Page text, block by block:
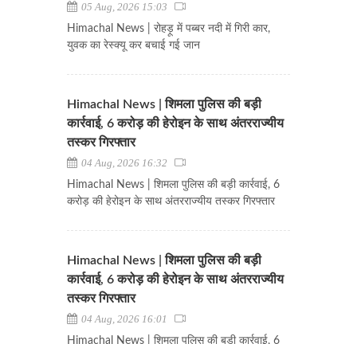
05 Aug, 2026 15:03
Himachal News | रोहड़ू में पब्बर नदी में गिरी कार,
युवक का रेस्क्यू कर बचाई गई जान
Himachal News | शिमला पुलिस की बड़ी
कार्रवाई, 6 करोड़ की हेरोइन के साथ अंतरराज्यीय
तस्कर गिरफ्तार
04 Aug, 2026 16:32
Himachal News | शिमला पुलिस की बड़ी कार्रवाई, 6
करोड़ की हेरोइन के साथ अंतरराज्यीय तस्कर गिरफ्तार
Himachal News | शिमला पुलिस की बड़ी
कार्रवाई, 6 करोड़ की हेरोइन के साथ अंतरराज्यीय
तस्कर गिरफ्तार
04 Aug, 2026 16:01
Himachal News | शिमला पुलिस की बड़ी कार्रवाई, 6